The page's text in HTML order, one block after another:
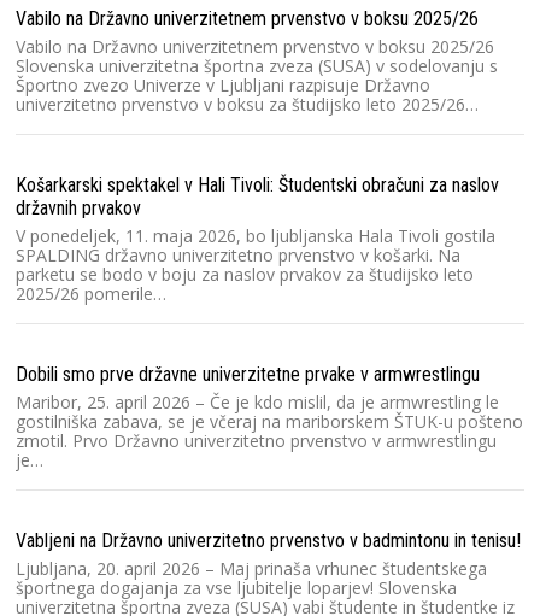
Vabilo na Državno univerzitetnem prvenstvo v boksu 2025/26
Vabilo na Državno univerzitetnem prvenstvo v boksu 2025/26
Slovenska univerzitetna športna zveza (SUSA) v sodelovanju s
Športno zvezo Univerze v Ljubljani razpisuje Državno
univerzitetno prvenstvo v boksu za študijsko leto 2025/26…
Košarkarski spektakel v Hali Tivoli: Študentski obračuni za naslov
državnih prvakov
V ponedeljek, 11. maja 2026, bo ljubljanska Hala Tivoli gostila
SPALDING državno univerzitetno prvenstvo v košarki. Na
parketu se bodo v boju za naslov prvakov za študijsko leto
2025/26 pomerile…
Dobili smo prve državne univerzitetne prvake v armwrestlingu
Maribor, 25. april 2026 – Če je kdo mislil, da je armwrestling le
gostilniška zabava, se je včeraj na mariborskem ŠTUK-u pošteno
zmotil. Prvo Državno univerzitetno prvenstvo v armwrestlingu
je…
Vabljeni na Državno univerzitetno prvenstvo v badmintonu in tenisu!
Ljubljana, 20. april 2026 – Maj prinaša vrhunec študentskega
športnega dogajanja za vse ljubitelje loparjev! Slovenska
univerzitetna športna zveza (SUSA) vabi študente in študentke iz